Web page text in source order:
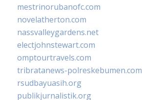
mestrinorubanofc.com
novelatherton.com
nassvalleygardens.net
electjohnstewart.com
omptourtravels.com
tribratanews-polreskebumen.com
rsudbayuasih.org
publikjurnalistik.org